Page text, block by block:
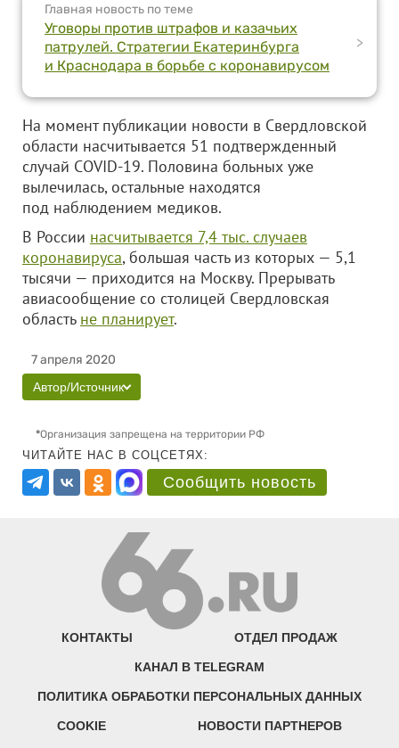
Главная новость по теме
Уговоры против штрафов и казачьих
патрулей. Стратегии Екатеринбурга
и Краснодара в борьбе с коронавирусом
>
На момент публикации новости в Свердловской
области насчитывается 51 подтвержденный
случай COVID-19. Половина больных уже
вылечилась, остальные находятся
под наблюдением медиков.
В России насчитывается 7,4 тыс. случаев
коронавируса, большая часть из которых — 5,1
тысячи — приходится на Москву. Прерывать
авиасообщение со столицей Свердловская
область не планирует.
7 апреля 2020
Автор/Источник
*Организация запрещена на территории РФ
ЧИТАЙТЕ НАС В СОЦСЕТЯХ:
Сообщить новость
КОНТАКТЫ ОТДЕЛ ПРОДАЖ
КАНАЛ В TELEGRAM
ПОЛИТИКА ОБРАБОТКИ ПЕРСОНАЛЬНЫХ ДАННЫХ
COOKIE НОВОСТИ ПАРТНЕРОВ